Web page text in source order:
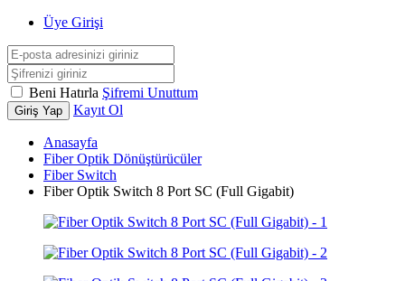
Üye Girişi
Beni Hatırla Şifremi Unuttum
Giriş Yap Kayıt Ol
Anasayfa
Fiber Optik Dönüştürücüler
Fiber Switch
Fiber Optik Switch 8 Port SC (Full Gigabit)